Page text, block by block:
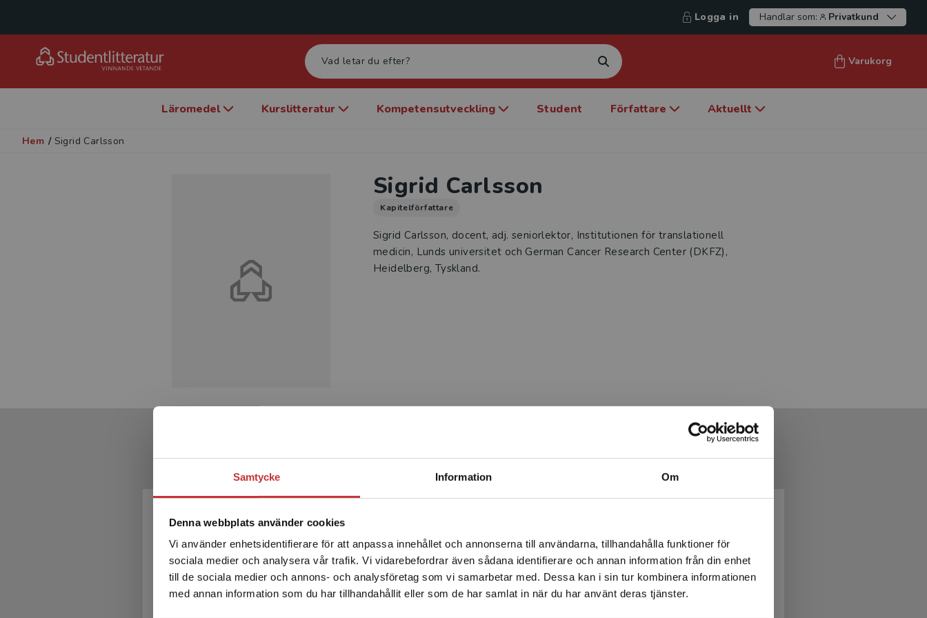
Samtycke Information Om
Denna webbplats använder cookies
Vi använder enhetsidentifierare för att anpassa innehållet och annonserna till användarna, tillhandahålla funktioner för
sociala medier och analysera vår trafik. Vi vidarebefordrar även sådana identifierare och annan information från din enhet
till de sociala medier och annons- och analysföretag som vi samarbetar med. Dessa kan i sin tur kombinera informationen
med annan information som du har tillhandahållit eller som de har samlat in när du har använt deras tjänster.
Begränsad fraktregion
Det verkar som att du besöker studentlitteratur.se via en
enhet utanför Sverige. Vi erbjuder inte leveranser utanför
Sverige. För att kunna slutföra ett köp måste
leveransadressen vara i Sverige.Läs mer
Logga in Handlar som: Privatkund
Varukorg
Läromedel Kurslitteratur Kompetensutveckling Student Författare Aktuellt
Hem / Sigrid Carlsson
Sigrid Carlsson
Kapitelförfattare
Sigrid Carlsson, docent, adj. seniorlektor, Institutionen för translationell
medicin, Lunds universitet och German Cancer Research Center (DKFZ),
Heidelberg, Tyskland.
Produkter